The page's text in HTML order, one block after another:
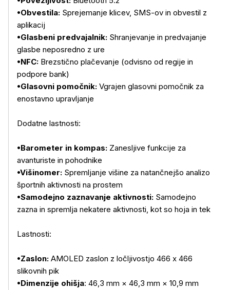
•Obvestila: Sprejemanje klicev, SMS-ov in obvestil z
aplikacij
•Glasbeni predvajalnik: Shranjevanje in predvajanje
glasbe neposredno z ure
•NFC: Brezstično plačevanje (odvisno od regije in
podpore bank)
•Glasovni pomočnik: Vgrajen glasovni pomočnik za
enostavno upravljanje
Dodatne lastnosti:
•Barometer in kompas: Zanesljive funkcije za
avanturiste in pohodnike
•Višinomer: Spremljanje višine za natančnejšo analizo
športnih aktivnosti na prostem
•Samodejno zaznavanje aktivnosti: Samodejno
zazna in spremlja nekatere aktivnosti, kot so hoja in tek
Lastnosti:
•Zaslon: AMOLED zaslon z ločljivostjo 466 x 466
slikovnih pik
•Dimenzije ohišja: 46,3 mm × 46,3 mm × 10,9 mm